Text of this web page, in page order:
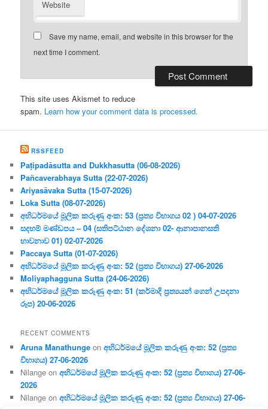
Website
Save my name, email, and website in this browser for the
next time I comment.
This site uses Akismet to reduce
spam. Learn how your comment data is processed.
RSSFEED
Paṭipadāsutta and Dukkhasutta (06-08-2026)
Pañcaverabhaya Sutta (22-07-2026)
Ariyasāvaka Sutta (15-07-2026)
Loka Sutta (08-07-2026)
අභිධර්මයේ මූලික කරුණු අංක: 53 (ප්‍ර‍ත්‍ය විභාගය 02 ) 04-07-2026
සදහම් මණ්ඩපය – 04 (සතිපට්ඨාන දේශනා 02- ආනාපානසති
භාවනාව 01) 02-07-2026
Paccaya Sutta (01-07-2026)
අභිධර්මයේ මූලික කරුණු අංක: 52 (ප්‍ර‍ත්‍ය විභාගය) 27-06-2026
Moliyaphagguna Sutta (24-06-2026)
අභිධර්මයේ මූලික කරුණු අංක: 51 (කර්මාදි ප්‍ර‍ත්‍යයන් ගෙන් උපදනා
රූප) 20-06-2026
RECENT COMMENTS
Aruna Manathunge onඅභිධර්මයේ මූලික කරුණු අංක: 52 (ප්‍ර‍ත්‍ය
විභාගය) 27-06-2026
Nilange onඅභිධර්මයේ මූලික කරුණු අංක: 52 (ප්‍ර‍ත්‍ය විභාගය) 27-06-
2026
Nilange onඅභිධර්මයේ මූලික කරුණු අංක: 52 (ප්‍ර‍ත්‍ය විභාගය) 27-06-